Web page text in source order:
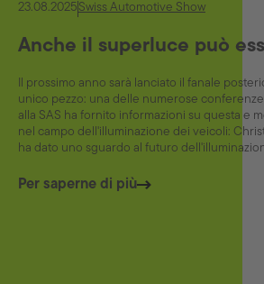
23.08.2025 Swiss Automotive Show
Anche il superluce può
Il prossimo anno sarà lanciato il fanale
unico pezzo: una delle numerose
alla SAS ha fornito informazioni su questa e
nel campo dell'illuminazione dei veicoli:
ha dato uno sguardo al futuro
Per saperne di più